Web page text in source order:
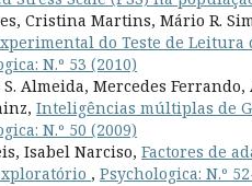
Cristina Martins, Mário R.
do Teste de
N.º 53 (2010)
Almeida, Mercedes
Inteligências múltiplas de
N.º 50 (2009)
Isabel Narciso, Factores de
, Psychologica: N.º